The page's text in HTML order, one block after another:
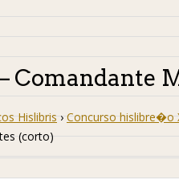
Comandante
Hislibris › Concurso hislibre�o
(corto)